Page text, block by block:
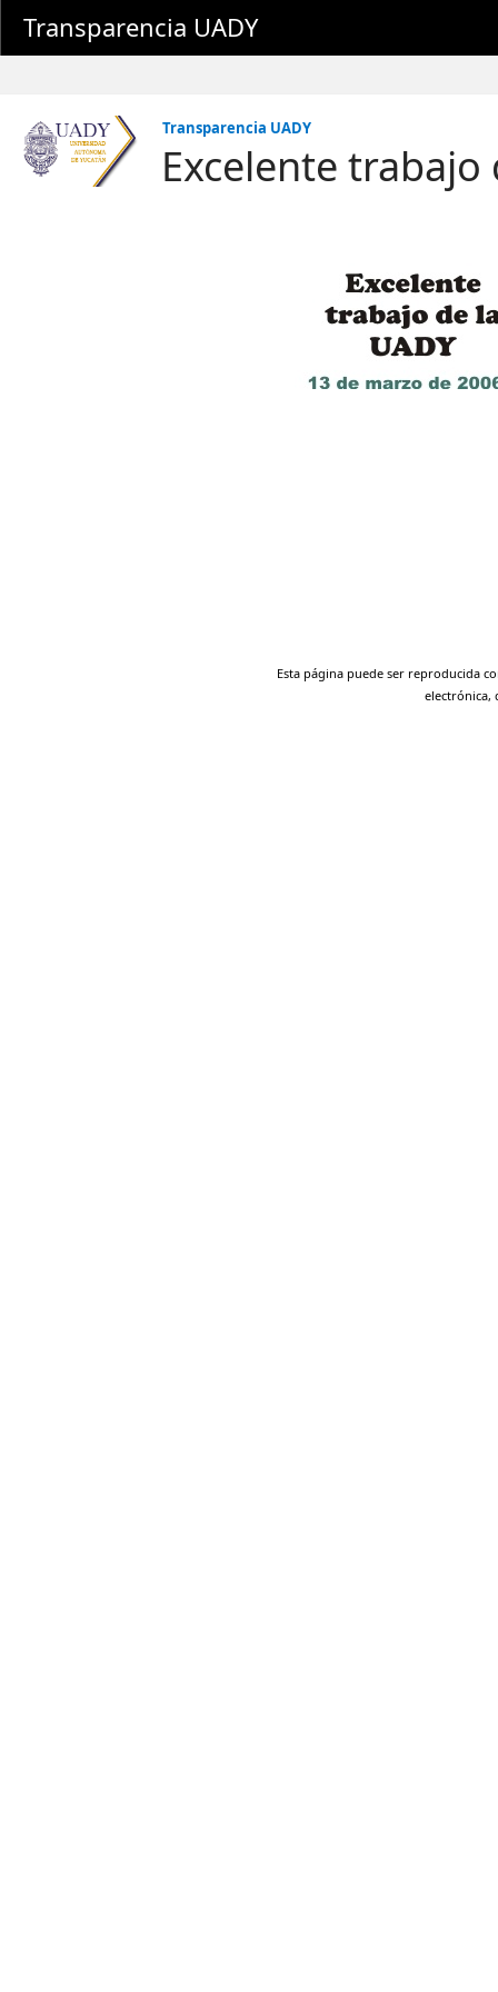
Transparencia UADY
Transparencia UADY
Excelente trabajo
Esta página puede ser reproducida
electrónica,